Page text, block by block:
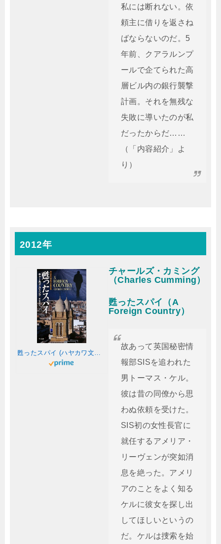
私には断れない。依
頼主に借りを返さね
ばならないのだ。5
年前、クアラルンプ
ールで企てられた高
層ビル内の銀行襲撃
計画。それを無残な
失敗に導いたのが私
だったからだ……
（「内容紹介」よ
り）
2012年
甦ったスパイ (ハヤカワ文庫NV)
チャールズ・カミング
（Charles Cumming）
甦ったスパイ（A
Foreign Country）
故あって英国秘密情
報部SISを追われた
男トーマス・ケル。
彼は昔の同僚から思
わぬ依頼を受けた。
SIS初の女性長官に
就任するアメリア・
リーヴェンが突如消
息を絶った。アメリ
アのことをよく知る
ケルに彼女を探し出
してほしいというの
だ。ケルは捜索を始